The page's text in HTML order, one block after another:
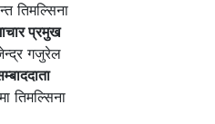
तिमल्सिना
प्रमुख
गजुरेल
तिमल्सिना